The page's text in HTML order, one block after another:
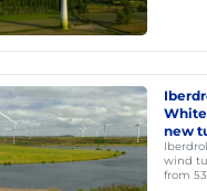
new
wind
from